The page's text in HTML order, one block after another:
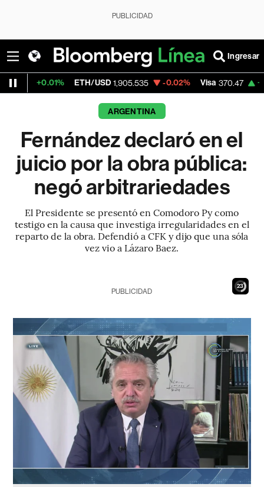
PUBLICIDAD
Ingresar
ETH/USD 1,905.535 -0.02% Visa 370.47 +0.52%
ARGENTINA
Fernández declaró en el
juicio por la obra pública:
negó arbitrariedades
El Presidente se presentó en Comodoro Py como
testigo en la causa que investiga irregularidades en el
reparto de la obra. Defendió a CFK y dijo que una sóla
vez vio a Lázaro Baez.
22
PUBLICIDAD